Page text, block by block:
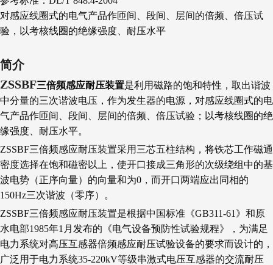
对感应线圈式的电气产品作匝间、段间、层间的倍频、倍压试
验，以考核线圈的绝缘强度、耐压水平
简介
ZSSBF三倍频感应耐压装置是利用磁路的饱和特性，取出谐波
中分量的三次谐波电压，作为发生器的电源，对感应线圈式的电
气产品作匝间、段间、层间的倍频、倍压试验；以考核线圈的绝
缘强度、耐压水平。
ZSSBF三倍频感应耐压装置采用三芯五柱结构，将铁芯工作磁通
密度选择在饱和磁密以上，使开口接成三角形的次级绕组中的基
波电势（正序向量）的向量和为0，而开口两端应出同相的
150Hz三次谐波（零序）。
ZSSBF三倍频感应耐压装置是根据中国标准《GB311-61》和原
水电部1985年1月发布的《电气设备预防性试验规程》，为满足
电力系统对高压互感器倍频感应耐压试验设备的要求而设计的，
广泛用于电力系统35-220kV等级串激式电压互感器的交流耐压